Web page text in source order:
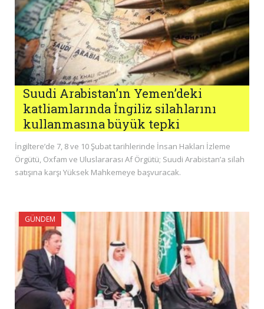
Suudi Arabistan’ın Yemen’deki
katliamlarında İngiliz silahlarını
kullanmasına büyük tepki
İngiltere’de 7, 8 ve 10 Şubat tarihlerinde İnsan Hakları İzleme
Örgütü, Oxfam ve Uluslararası Af Örgütü; Suudi Arabistan’a silah
satışına karşı Yüksek Mahkemeye başvuracak.
GÜNDEM